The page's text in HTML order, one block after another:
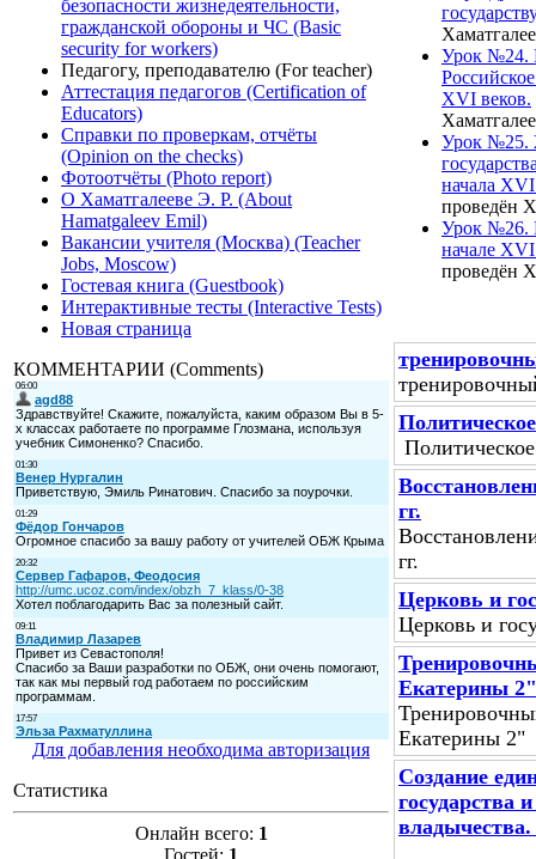
безопасности жизнедеятельности,
гражданской обороны и ЧС (Basic
security for workers)
Педагогу, преподавателю (For teacher)
Аттестация педагогов (Certification of
Educators)
Справки по проверкам, отчёты
(Opinion on the checks)
Фотоотчёты (Photo report)
О Хаматгалееве Э. Р. (About
Hamatgaleev Emil)
Вакансии учителя (Москва) (Teacher
Jobs, Moscow)
Гостевая книга (Guestbook)
Интерактивные тесты (Interactive Tests)
Новая страница
КОММЕНТАРИИ (Comments)
Для добавления необходима авторизация
Статистика
Онлайн всего: 1
Гостей: 1
Урок №24.
XVI веков.
Урок №25.
начала
проведён
Урок №26.
начале
проведён
гг.
гг.
Церковь и
Церковь и
Екатерины 2"
Екатерины 2"
Создание
государства
владычества.